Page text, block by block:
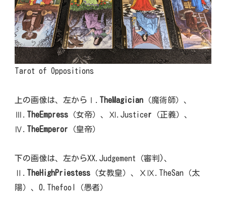
Tarot of Oppositions
上の画像は、左からⅠ. TheMagician （魔術師）、
Ⅲ. TheEmpress （女帝）、Ⅺ.Justicer （正義）、
Ⅳ. TheEmperor （皇帝）
下の画像は、左からXX.Judgement（審判)、
Ⅱ. TheHighPriestess （女教皇）、ⅩⅨ.TheSan（太
陽）、0.Thefool（愚者）